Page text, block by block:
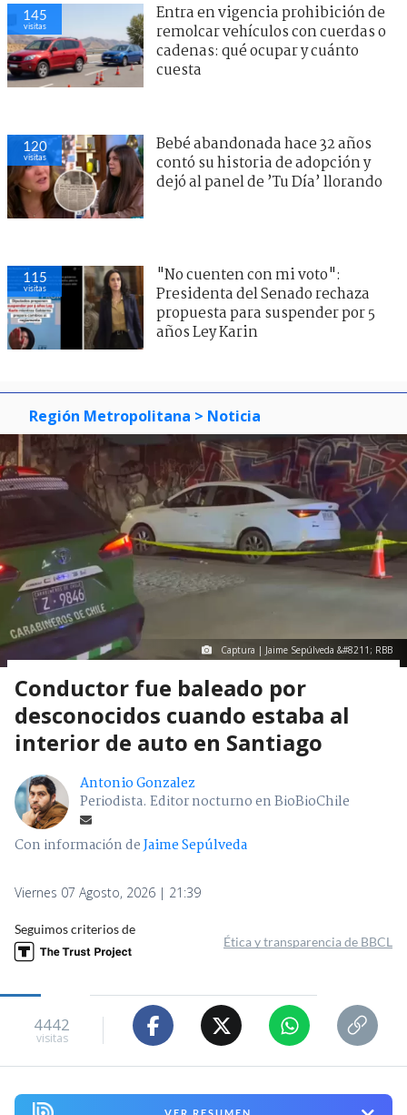
145
visitas
Entra en vigencia prohibición de
remolcar vehículos con cuerdas o
cadenas: qué ocupar y cuánto
cuesta
120
visitas
Bebé abandonada hace 32 años
contó su historia de adopción y
dejó al panel de ’Tu Día’ llorando
115
visitas
"No cuenten con mi voto":
Presidenta del Senado rechaza
propuesta para suspender por 5
años Ley Karin
Región Metropolitana > Noticia
Captura | Jaime Sepúlveda &#8211; RBB
Conductor fue baleado por
desconocidos cuando estaba al
interior de auto en Santiago
Antonio Gonzalez
Periodista. Editor nocturno en BioBioChile
Con información deJaime Sepúlveda
Viernes 07 Agosto, 2026 | 21:39
Seguimos criterios de
Ética y transparencia de BBCL
4442
visitas